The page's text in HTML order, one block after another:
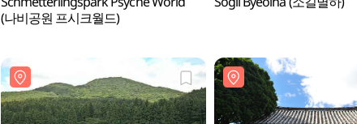
(나비공원 프시크월드)